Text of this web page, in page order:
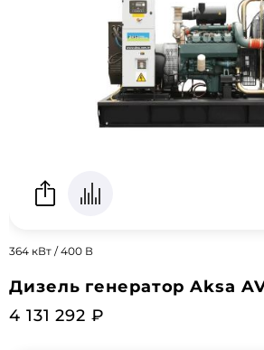
364 кВт / 400 В
Дизель генератор Aksa
4 131 292 ₽